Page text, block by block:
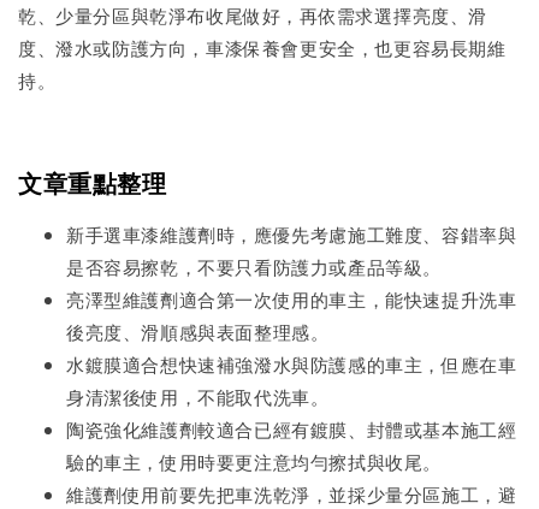
乾、少量分區與乾淨布收尾做好，再依需求選擇亮度、滑
度、潑水或防護方向，車漆保養會更安全，也更容易長期維
持。
文章重點整理
新手選車漆維護劑時，應優先考慮施工難度、容錯率與
是否容易擦乾，不要只看防護力或產品等級。
亮澤型維護劑適合第一次使用的車主，能快速提升洗車
後亮度、滑順感與表面整理感。
水鍍膜適合想快速補強潑水與防護感的車主，但應在車
身清潔後使用，不能取代洗車。
陶瓷強化維護劑較適合已經有鍍膜、封體或基本施工經
驗的車主，使用時要更注意均勻擦拭與收尾。
維護劑使用前要先把車洗乾淨，並採少量分區施工，避